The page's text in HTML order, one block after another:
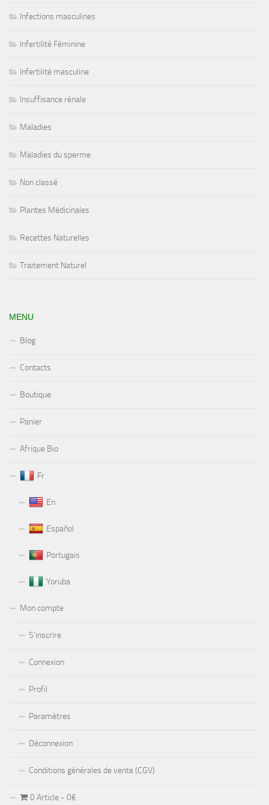
Infections masculines
Infertilité Féminine
Infertilité masculine
Insuffisance rénale
Maladies
Maladies du sperme
Non classé
Plantes Médicinales
Recettes Naturelles
Traitement Naturel
MENU
Blog
Contacts
Boutique
Panier
Afrique Bio
Fr
En
Español
Portugais
Yoruba
Mon compte
S’inscrire
Connexion
Profil
Paramètres
Déconnexion
Conditions générales de vente (CGV)
0 Article 0€